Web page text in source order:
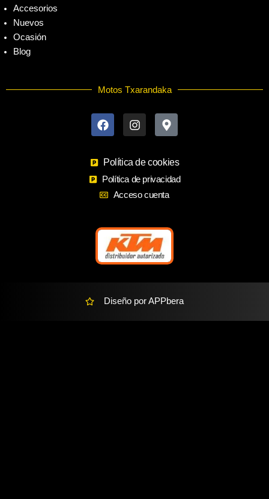
Accesorios
Nuevos
Ocasión
Blog
Motos Txarandaka
a
c
o
o
k
n
s
g
r
a
m
a
p
a
r
k
e
a
Política de cookies
Política de privacidad
Acceso cuenta
Diseño por APPbera